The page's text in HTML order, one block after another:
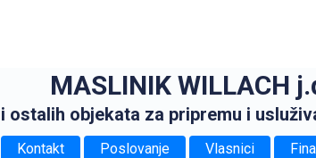
MASLINIK WILLACH
ostalih objekata za pripremu i
Kontakt Poslovanje Vlasnici